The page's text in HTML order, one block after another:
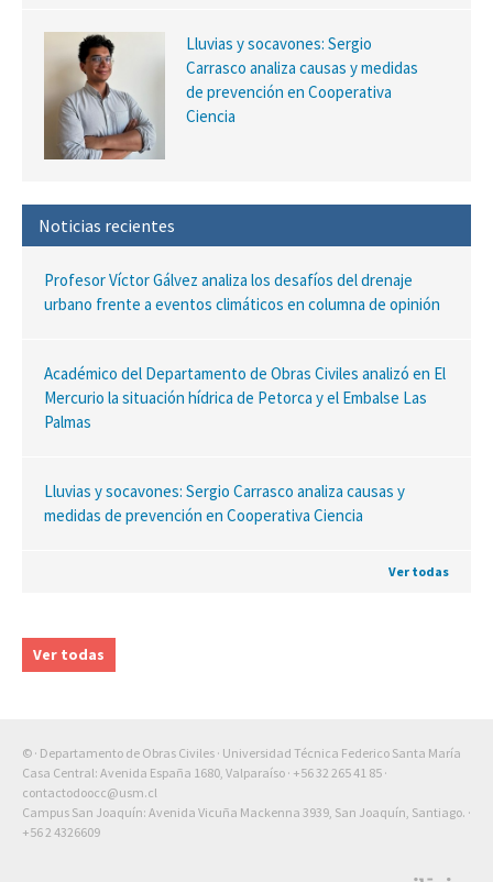
Lluvias y socavones: Sergio
Carrasco analiza causas y medidas
de prevención en Cooperativa
Ciencia
Noticias recientes
Profesor Víctor Gálvez analiza los desafíos del drenaje
urbano frente a eventos climáticos en columna de opinión
Académico del Departamento de Obras Civiles analizó en El
Mercurio la situación hídrica de Petorca y el Embalse Las
Palmas
Lluvias y socavones: Sergio Carrasco analiza causas y
medidas de prevención en Cooperativa Ciencia
Ver todas
Ver todas
© · Departamento de Obras Civiles · Universidad Técnica Federico Santa María
Casa Central: Avenida España 1680, Valparaíso · +56 32 265 41 85 ·
contactodoocc@usm.cl
Campus San Joaquín: Avenida Vicuña Mackenna 3939, San Joaquín, Santiago. ·
+56 2 4326609